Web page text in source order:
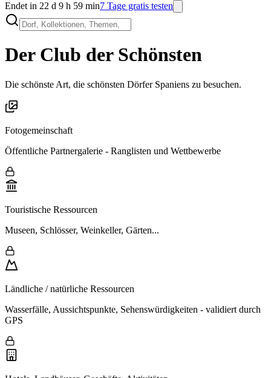
Endet in 22 d 9 h 59 min7 Tage gratis testen
Der Club der Schönsten
Die schönste Art, die schönsten Dörfer Spaniens zu besuchen.
Fotogemeinschaft
Öffentliche Partnergalerie - Ranglisten und Wettbewerbe
Touristische Ressourcen
Museen, Schlösser, Weinkeller, Gärten...
Ländliche / natürliche Ressourcen
Wasserfälle, Aussichtspunkte, Sehenswürdigkeiten - validiert durch
GPS